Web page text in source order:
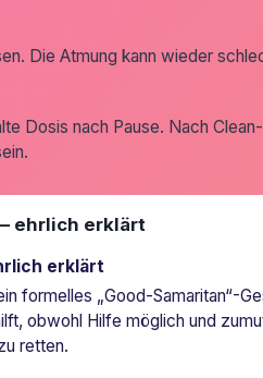
Die Atmung kann wieder
Dosis nach Pause. Nach
ehrlich erklärt
erklärt
formelles „Good-Samaritan“-
obwohl Hilfe möglich und
retten.